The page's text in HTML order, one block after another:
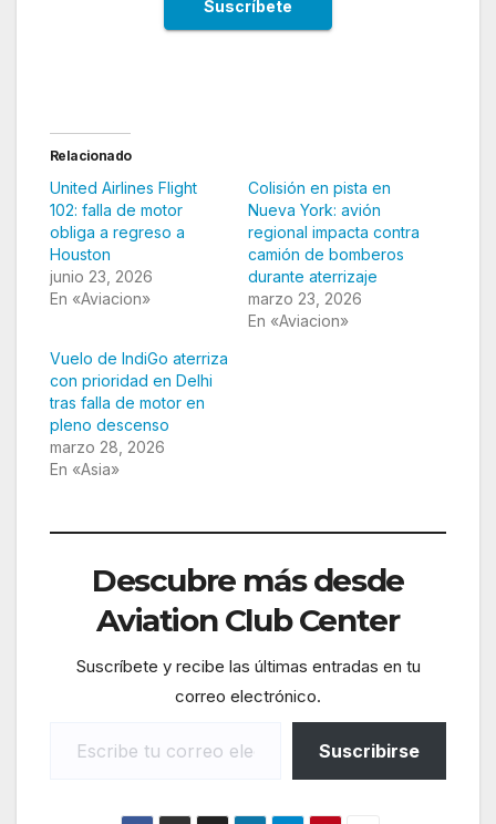
Relacionado
United Airlines Flight
102: falla de motor
obliga a regreso a
Houston
junio 23, 2026
En «Aviacion»
Colisión en pista en
Nueva York: avión
regional impacta contra
camión de bomberos
durante aterrizaje
marzo 23, 2026
En «Aviacion»
Vuelo de IndiGo aterriza
con prioridad en Delhi
tras falla de motor en
pleno descenso
marzo 28, 2026
En «Asia»
Descubre más desde
Aviation Club Center
Suscríbete y recibe las últimas entradas en tu
correo electrónico.
Suscribirse